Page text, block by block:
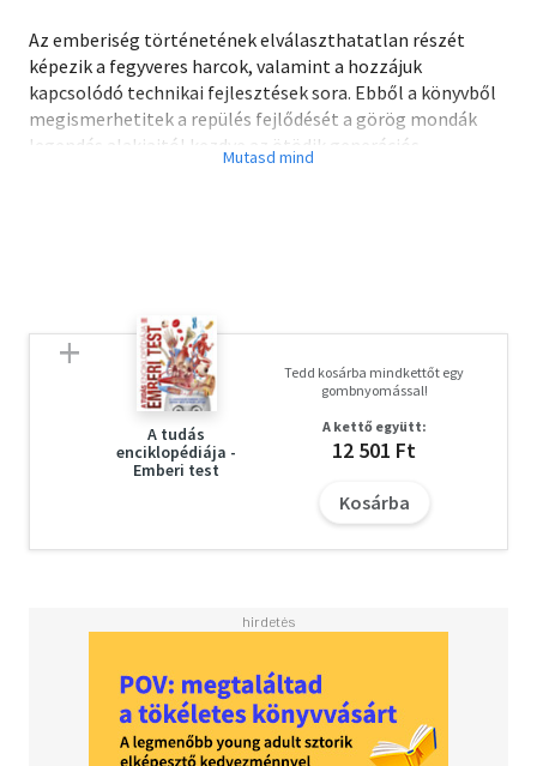
Az emberiség történetének elválaszthatatlan részét
képezik a fegyveres harcok, valamint a hozzájuk
kapcsolódó technikai fejlesztések sora. Ebből a könyvből
megismerhetitek a repülés fejlődését a görög mondák
legendás alakjaitól kezdve az ötödik generációs
vadászgépek lenyűgöző világáig. Bepillantást nyerhettek
A tudás
enciklopédiája -
Emberi test
Tedd kosárba mindkettőt egy
gombnyomással!
A kettő együtt:
12 501 Ft
Kosárba